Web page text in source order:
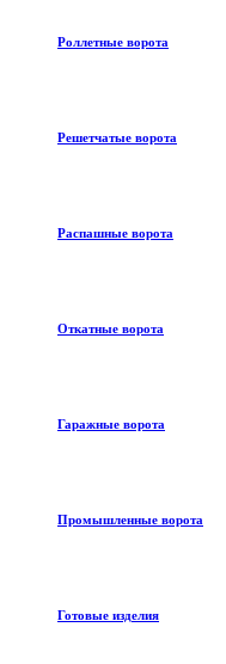
Роллетные ворота
Решетчатые ворота
Распашные ворота
Откатные ворота
Гаражные ворота
Промышленные ворота
Готовые изделия